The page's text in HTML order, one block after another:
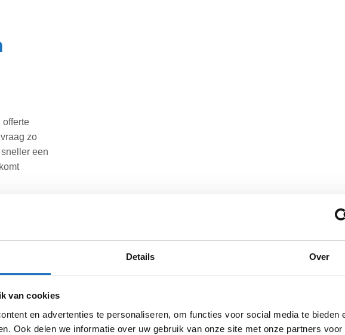
Details Over
van cookies
en advertenties te personaliseren, om functies voor social media te bieden
Ook delen we informatie over uw gebruik van onze site met onze partners voor
offerte
zo
een
wij deze
van deze
je nog
alle